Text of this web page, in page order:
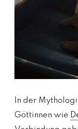
In der
Göttinnen wie